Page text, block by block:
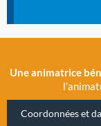
Une animatrice
Coordonnées et